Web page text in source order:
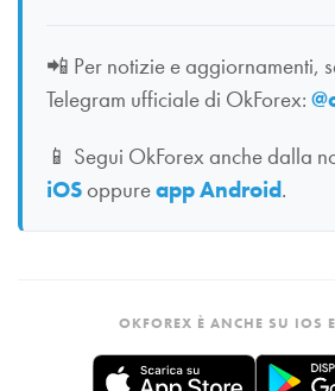
📲 Per notizie e aggiornamenti,
Telegram ufficiale di OkForex:
📱 Segui OkForex anche dalla
iOSoppureapp Android.
OKFOREX È ANCHE SU IOS